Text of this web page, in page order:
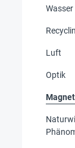
Wasser
Luft
Optik